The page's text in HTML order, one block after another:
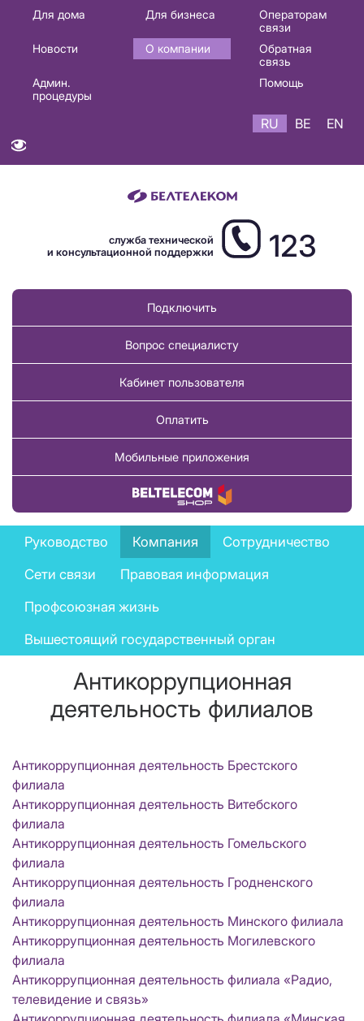
Основная
навигация
Для дома Для бизнеса
Операторам
связи
Новости
О компании
Обратная
связь
Админ.
процедуры
Помощь
RU BE EN
служба технической
и консультационной поддержки
123
Подключить
Вопрос специалисту
Кабинет пользователя
Оплатить
Мобильные приложения
Купить товар
Company
menu
Руководство Компания
Сотрудничество
Сети связи
Правовая информация
Профсоюзная жизнь
Вышестоящий государственный орган
Антикоррупционная
деятельность филиалов
Антикоррупционная деятельность Брестского
филиала
Антикоррупционная деятельность Витебского
филиала
Антикоррупционная деятельность Гомельского
филиала
Антикоррупционная деятельность Гродненского
филиала
Антикоррупционная деятельность Минского филиала
Антикоррупционная деятельность Могилевского
филиала
Антикоррупционная деятельность филиала «Радио,
телевидение и связь»